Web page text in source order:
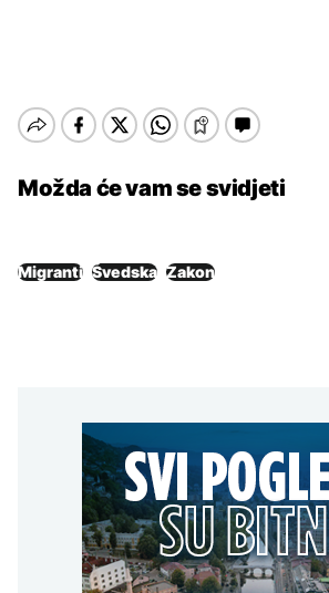
Možda će vam se svidjeti
Migranti Švedska Zakon